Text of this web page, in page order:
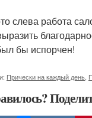
слева работа
бы испорчен!
Прически на каждый день